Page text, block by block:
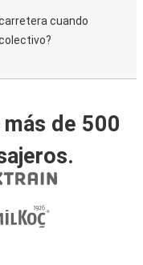
cuando
de 500